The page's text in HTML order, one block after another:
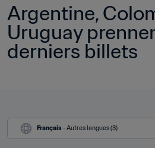
Argentine,
Uruguay
derniers billets
Français - Autres langues (3)